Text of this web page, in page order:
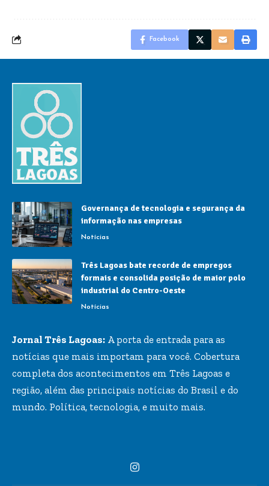
Facebook
Governança de tecnologia e segurança da
informação nas empresas
Notícias
Três Lagoas bate recorde de empregos
formais e consolida posição de maior polo
industrial do Centro-Oeste
Notícias
Jornal Três Lagoas: A porta de entrada para as
notícias que mais importam para você. Cobertura
completa dos acontecimentos em Três Lagoas e
região, além das principais notícias do Brasil e do
mundo. Política, tecnologia, e muito mais.